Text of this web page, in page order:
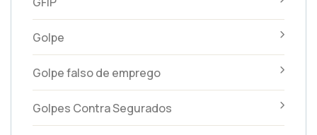
Golpe
Golpe falso de emprego
Golpes Contra Segurados